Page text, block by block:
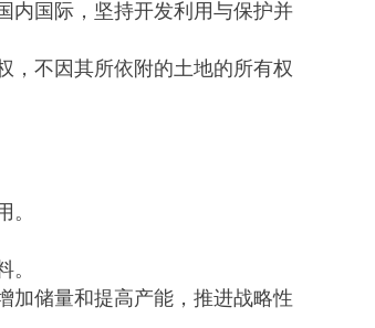
国际，坚持开发利用与保护并
不因其所依附的土地的所有权
储量和提高产能，推进战略性